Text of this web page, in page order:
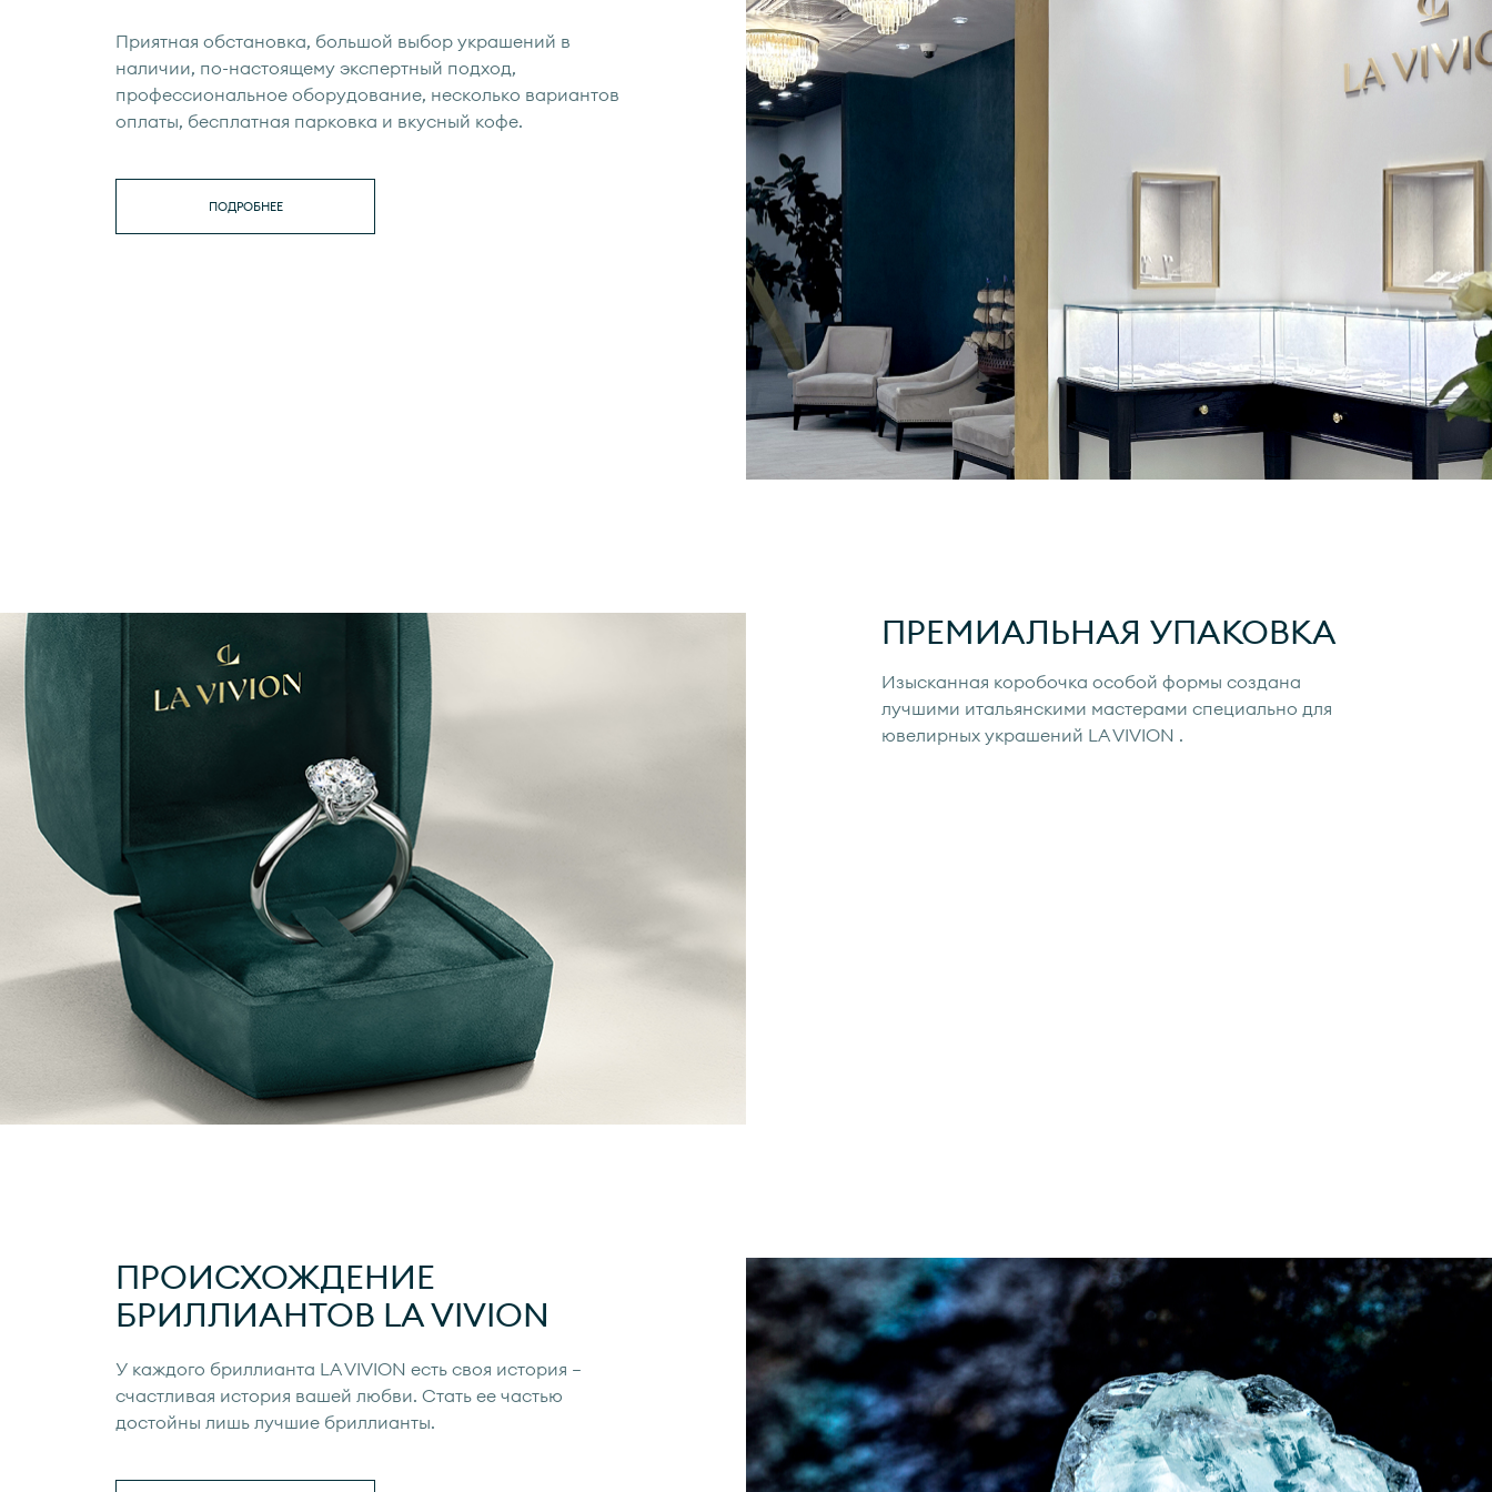
Приятная обстановка, большой выбор украшений в
наличии, по-настоящему экспертный подход,
профессиональное оборудование, несколько вариантов
оплаты, бесплатная парковка и вкусный кофе.
ПОДРОБНЕЕ
ПРЕМИАЛЬНАЯ УПАКОВКА
Изысканная коробочка особой формы создана
лучшими итальянскими мастерами специально для
ювелирных украшений LA VIVION .
ПРОИСХОЖДЕНИЕ
БРИЛЛИАНТОВ LA VIVION
У каждого бриллианта LA VIVION есть своя история —
счастливая история вашей любви. Стать ее частью
достойны лишь лучшие бриллианты.